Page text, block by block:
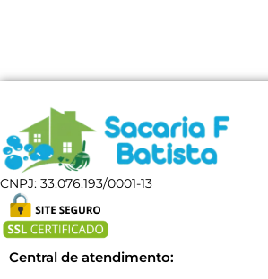
CNPJ: 33.076.193/0001-13
Central de atendimento: